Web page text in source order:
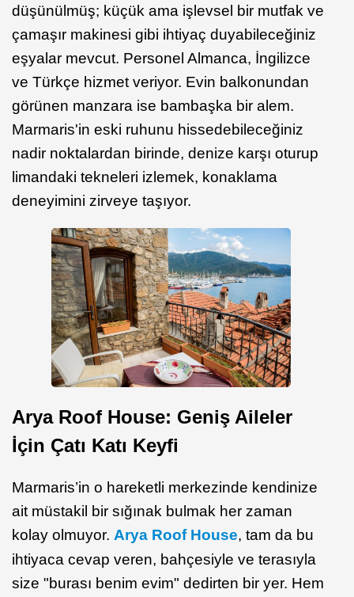
düşünülmüş; küçük ama işlevsel bir mutfak ve
çamaşır makinesi gibi ihtiyaç duyabileceğiniz
eşyalar mevcut. Personel Almanca, İngilizce
ve Türkçe hizmet veriyor. Evin balkonundan
görünen manzara ise bambaşka bir alem.
Marmaris'in eski ruhunu hissedebileceğiniz
nadir noktalardan birinde, denize karşı oturup
limandaki tekneleri izlemek, konaklama
deneyimini zirveye taşıyor.
Arya Roof House: Geniş Aileler
İçin Çatı Katı Keyfi
Marmaris’in o hareketli merkezinde kendinize
ait müstakil bir sığınak bulmak her zaman
kolay olmuyor. Arya Roof House, tam da bu
ihtiyaca cevap veren, bahçesiyle ve terasıyla
size "burası benim evim" dedirten bir yer. Hem